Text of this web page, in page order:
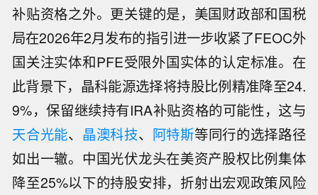
补贴资格之外。更关键的是，美国财政部和国税
局在2026年2月发布的指引进一步收紧了FEOC外
国关注实体和PFE受限外国实体的认定标准。在
此背景下，晶科能源选择将持股比例精准降至24.
9%，保留继续持有IRA补贴资格的可能性，这与
天合光能、 晶澳科技、 阿特斯等同行的选择路径
如出一辙。中国光伏龙头在美资产股权比例集体
降至25%以下的持股安排，折射出宏观政策风险